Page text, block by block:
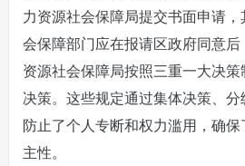
力资源社会保障局提交书面申请
会保障部门应在报请区政府同意
资源社会保障局按照三重一大决
决策。这些规定通过集体决策、
防止了个人专断和权力滥用，确
主性。